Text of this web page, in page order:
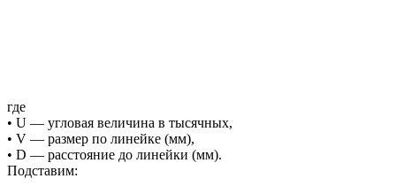
где
• U — угловая величина в тысячных,
• V — размер по линейке (мм),
• D — расстояние до линейки (мм).
Подставим: